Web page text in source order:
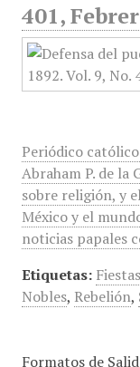
401,
Periódico
Abraham P. de la
sobre religión, y
México y el
noticias papales
Etiquetas:
Nobles, Rebelión,
Formatos de